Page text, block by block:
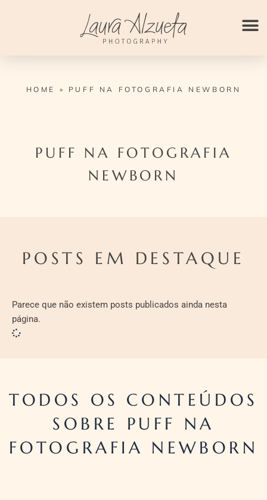
HOME » PUFF NA FOTOGRAFIA NEWBORN
PUFF NA FOTOGRAFIA
NEWBORN
POSTS EM DESTAQUE
Parece que não existem posts publicados ainda nesta
página.
TODOS OS CONTEÚDOS
SOBRE PUFF NA
FOTOGRAFIA NEWBORN